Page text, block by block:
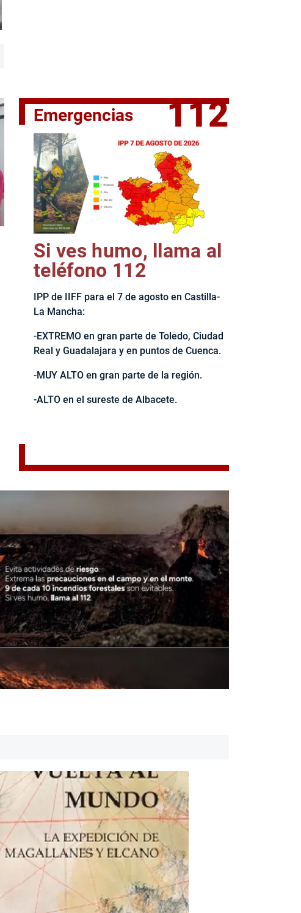
El jefe del Ejecutivo castellanomanchego, Emiliano García-
Emergencias 112
Si ves humo, llama al
teléfono 112
IPP de IIFF para el 7 de agosto en Castilla-
La Mancha:
-EXTREMO en gran parte de Toledo, Ciudad
Real y Guadalajara y en puntos de Cuenca.
-MUY ALTO en gran parte de la región.
-ALTO en el sureste de Albacete.